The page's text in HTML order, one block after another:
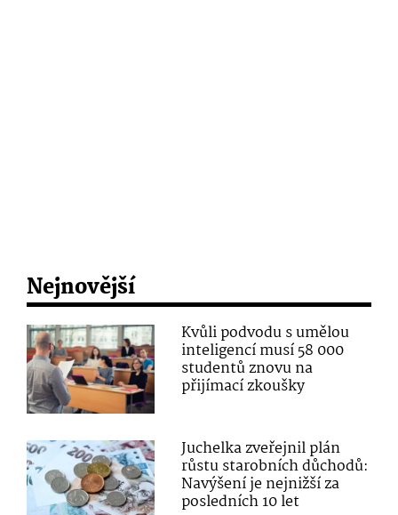
Nejnovější
Kvůli podvodu s umělou
inteligencí musí 58 000
studentů znovu na
přijímací zkoušky
Juchelka zveřejnil plán
růstu starobních důchodů:
Navýšení je nejnižší za
posledních 10 let